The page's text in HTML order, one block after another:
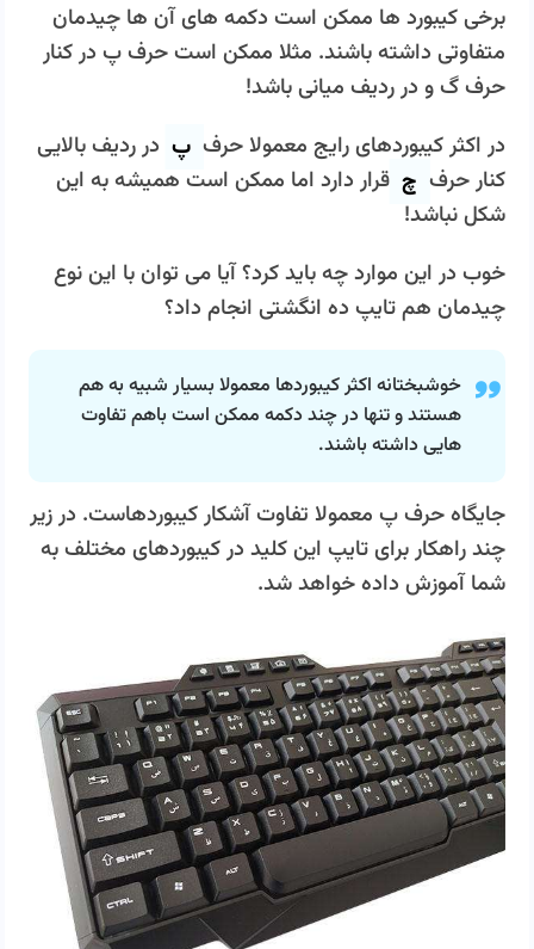
برخی کیبورد ها ممکن است دکمه های آن ها چیدمان
متفاوتی داشته باشند. مثلا ممکن است حرف پ در کنار
حرف گ و در ردیف میانی باشد!
در اکثر کیبوردهای رایج معمولا حرف پ در ردیف بالایی
کنار حرف چ قرار دارد اما ممکن است همیشه به این
شکل نباشد!
خوب در این موارد چه باید کرد؟ آیا می توان با این نوع
چیدمان هم تایپ ده انگشتی انجام داد؟
خوشبختانه اکثر کیبوردها معمولا بسیار شبیه به هم
هستند و تنها در چند دکمه ممکن است باهم تفاوت
هایی داشته باشند.
جایگاه حرف پ معمولا تفاوت آشکار کیبوردهاست. در زیر
چند راهکار برای تایپ این کلید در کیبوردهای مختلف به
شما آموزش داده خواهد شد.